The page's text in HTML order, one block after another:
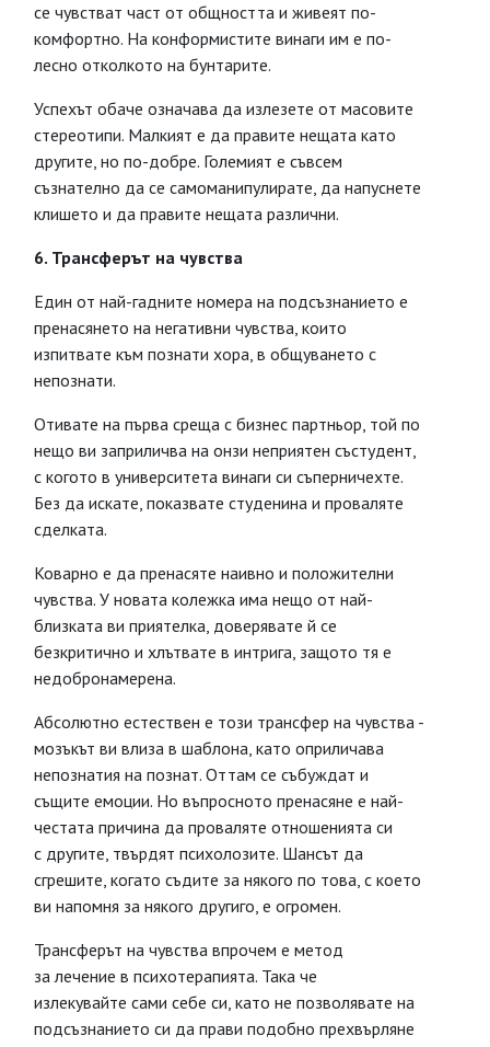
се чувстват част от общността и живеят по-
комфортно. На конформистите винаги им е по-
лесно отколкото на бунтарите.
Успехът обаче означава да излезете от масовите
стереотипи. Малкият е да правите нещата като
другите, но по-добре. Големият е съвсем
съзнателно да се самоманипулирате, да напуснете
клишето и да правите нещата различни.
6. Трансферът на чувства
Един от най-гадните номера на подсъзнанието е
пренасянето на негативни чувства, които
изпитвате към познати хора, в общуването с
непознати.
Отивате на първа среща с бизнес партньор, той по
нещо ви заприличва на онзи неприятен състудент,
с когото в университета винаги си съперничехте.
Без да искате, показвате студенина и проваляте
сделката.
Коварно е да пренасяте наивно и положителни
чувства. У новата колежка има нещо от най-
близката ви приятелка, доверявате й се
безкритично и хлътвате в интрига, защото тя е
недобронамерена.
Абсолютно естествен е този трансфер на чувства -
мозъкът ви влиза в шаблона, като оприличава
непознатия на познат. Оттам се събуждат и
същите емоции. Но въпросното пренасяне е най-
честата причина да проваляте отношенията си
с другите, твърдят психолозите. Шансът да
сгрешите, когато съдите за някого по това, с което
ви напомня за някого другиго, е огромен.
Трансферът на чувства впрочем е метод
за лечение в психотерапията. Така че
излекувайте сами себе си, като не позволявате на
подсъзнанието си да прави подобно прехвърляне